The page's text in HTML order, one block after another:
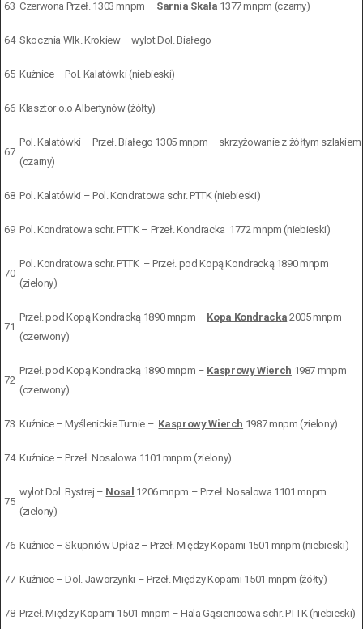
63 Czerwona Przeł. 1303 mnpm – Sarnia Skała 1377 mnpm (czarny)
64 Skocznia Wlk. Krokiew – wylot Dol. Białego
65 Kuźnice – Pol. Kalatówki (niebieski)
66 Klasztor o.o Albertynów (żółty)
67
Pol. Kalatówki – Przeł. Białego 1305 mnpm – skrzyżowanie z żółtym szlakiem
(czarny)
68 Pol. Kalatówki – Pol. Kondratowa schr. PTTK (niebieski)
69 Pol. Kondratowa schr. PTTK – Przeł. Kondracka 1772 mnpm (niebieski)
70
Pol. Kondratowa schr. PTTK – Przeł. pod Kopą Kondracką 1890 mnpm
(zielony)
71
Przeł. pod Kopą Kondracką 1890 mnpm – Kopa Kondracka 2005 mnpm
(czerwony)
72
Przeł. pod Kopą Kondracką 1890 mnpm – Kasprowy Wierch 1987 mnpm
(czerwony)
73 Kuźnice – Myślenickie Turnie – Kasprowy Wierch 1987 mnpm (zielony)
74 Kuźnice – Przeł. Nosalowa 1101 mnpm (zielony)
75
wylot Dol. Bystrej – Nosal 1206 mnpm – Przeł. Nosalowa 1101 mnpm
(zielony)
76 Kuźnice – Skupniów Upłaz – Przeł. Między Kopami 1501 mnpm (niebieski)
77 Kuźnice – Dol. Jaworzynki – Przeł. Między Kopami 1501 mnpm (żółty)
78 Przeł. Między Kopami 1501 mnpm – Hala Gąsienicowa schr. PTTK (niebieski)